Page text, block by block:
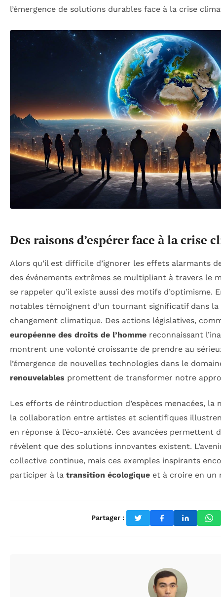
l’émergence de solutions durables face à la crise
Des raisons d’espérer face à la crise
Alors qu’il est difficile d’ignorer les effets alarmants
des événements extrêmes se multipliant à travers le
se rappeler qu’il existe aussi des motifs d’optimisme.
notables témoignent d’un tournant significatif dans
changement climatique. Des actions législatives,
européenne des droits de l’homme reconnaissant
montrent une volonté croissante de prendre au
l’émergence de nouvelles technologies dans le
renouvelables promettent de transformer notre
Les efforts de réintroduction d’espèces menacées, la
la collaboration entre artistes et scientifiques
en réponse à l’éco-anxiété. Ces avancées permettent
révèlent que des solutions innovantes existent.
collective continue, mais ces exemples inspirants
participer à la transition écologique et à croire en un
Partager :